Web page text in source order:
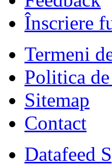
Înscriere
Termeni
Politica
Sitemap
Contact
Datafeed